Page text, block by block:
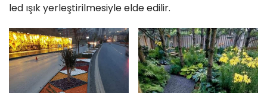
led ışık yerleştirilmesiyle elde edilir.